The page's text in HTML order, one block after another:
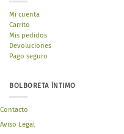
Mi cuenta
Carrito
Mis pedidos
Devoluciones
Pago seguro
BOLBORETA ÍNTIMO
Contacto
Aviso Legal